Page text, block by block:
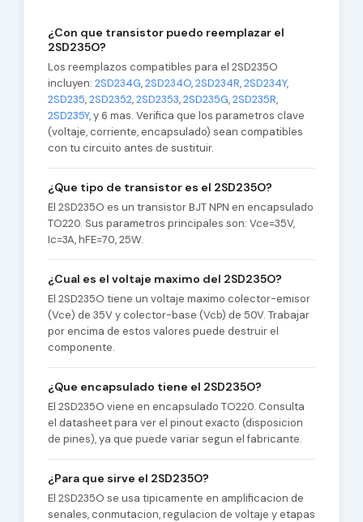
¿Con que transistor puedo reemplazar el
2SD235O?
Los reemplazos compatibles para el 2SD235O
incluyen: 2SD234G,2SD234O,2SD234R,2SD234Y,
2SD235,2SD2352,2SD2353,2SD235G,2SD235R,
2SD235Y, y 6 mas. Verifica que los parametros clave
(voltaje, corriente, encapsulado) sean compatibles
con tu circuito antes de sustituir.
¿Que tipo de transistor es el 2SD235O?
El 2SD235O es un transistor BJT NPN en encapsulado
TO220. Sus parametros principales son: Vce=35V,
Ic=3A, hFE=70, 25W.
¿Cual es el voltaje maximo del 2SD235O?
El 2SD235O tiene un voltaje maximo colector-emisor
(Vce) de 35V y colector-base (Vcb) de 50V. Trabajar
por encima de estos valores puede destruir el
componente.
¿Que encapsulado tiene el 2SD235O?
El 2SD235O viene en encapsulado TO220. Consulta
el datasheet para ver el pinout exacto (disposicion
de pines), ya que puede variar segun el fabricante.
¿Para que sirve el 2SD235O?
El 2SD235O se usa tipicamente en amplificacion de
senales, conmutacion, regulacion de voltaje y etapas